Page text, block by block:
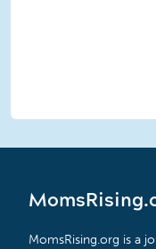
MomsRising.org is a